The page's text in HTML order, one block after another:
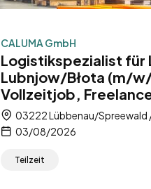
CALUMA GmbH
Logistikspezialist
Lubnjow/Błota (m/
Vollzeitjob,
03222 Lübbenau/Spreewald
03/08/2026
Teilzeit